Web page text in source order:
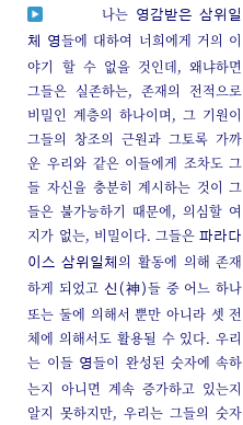
나는
영감받은 삼위일
체 영들에 대하여 너희에게 거의 이
야기 할 수 없을 것인데, 왜냐하면
그들은 실존하는, 존재의 전적으로
비밀인 계층의 하나이며, 그 기원이
그들의 창조의 근원과 그토록 가까
운 우리와 같은 이들에게 조차도 그
들 자신을 충분히 계시하는 것이 그
들은 불가능하기 때문에, 의심할 여
지가 없는, 비밀이다. 그들은파라다
이스 삼위일체의 활동에 의해 존재
하게 되었고신(神)들 중 어느 하나
또는 둘에 의해서 뿐만 아니라 셋 전
체에 의해서도 활용될 수 있다. 우리
는 이들 영들이 완성된 숫자에 속하
는지 아니면 계속 증가하고 있는지
알지 못하지만, 우리는 그들의 숫자